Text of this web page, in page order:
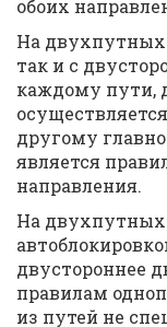
обоих
На двухпутных
так и с
каждому пути,
другому
является
направления.
На двухпутных
двустороннее
правилам
из путей не